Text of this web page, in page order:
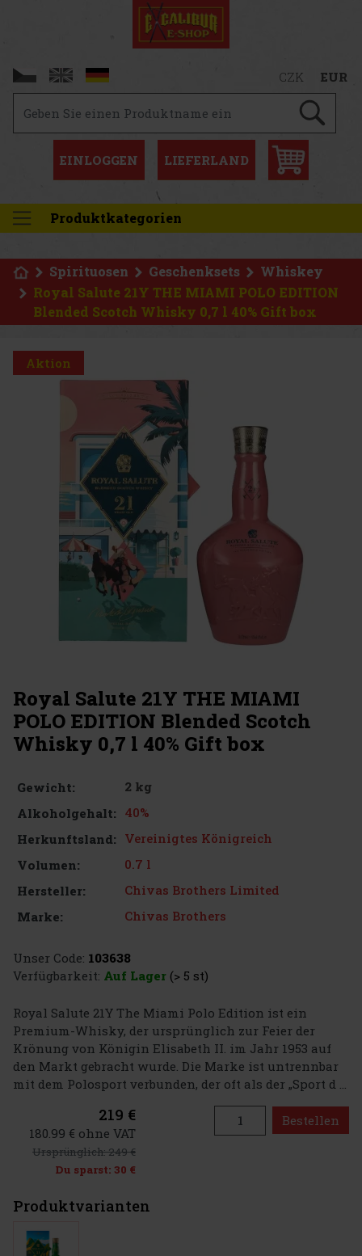
CZK EUR
EINLOGGEN LIEFERLAND
Produktkategorien
Spirituosen Geschenksets
Whiskey
Royal Salute 21Y THE MIAMI POLO EDITION
Blended Scotch Whisky 0,7 l 40% Gift box
Royal Salute 21Y THE MIAMI
POLO EDITION Blended Scotch
Whisky 0,7 l 40% Gift box
Gewicht:
2 kg
Alkoholgehalt: 40%
Herkunftsland: Vereinigtes Königreich
Volumen:
0.7 l
Hersteller:
Chivas Brothers Limited
Marke:
Chivas Brothers
Unser Code: 103638
Verfügbarkeit: Auf Lager (> 5 st)
Royal Salute 21Y The Miami Polo Edition ist ein
Premium-Whisky, der ursprünglich zur Feier der
Krönung von Königin Elisabeth II. im Jahr 1953 auf
den Markt gebracht wurde. Die Marke ist untrennbar
mit dem Polosport verbunden, der oft als der „Sport d ...
219 €
180.99 € ohne VAT
Ursprünglich:249 €
Du sparst: 30 €
Bestellen
Produktvarianten
Aktion